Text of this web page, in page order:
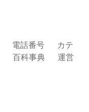
電話番号
カテ
百科事典
運営